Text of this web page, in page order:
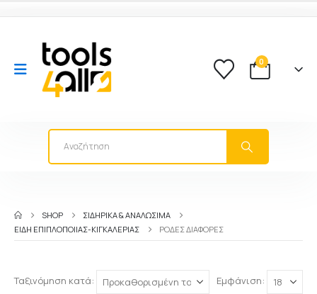
0
SHOP
ΣΙΔΗΡΙΚΑ & ΑΝΑΛΩΣΙΜΑ
ΕΊΔΗ ΕΠΙΠΛΟΠΟΙΊΑΣ-ΚΙΓΚΑΛΕΡΊΑΣ
ΡΌΔΕΣ ΔΙΆΦΟΡΕΣ
Ταξινόμηση κατά: Εμφάνιση: